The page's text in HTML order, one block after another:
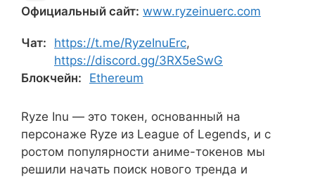
Официальный сайт: www.ryzeinuerc.com
Чат: https://t.me/RyzeInuErc,
https://discord.gg/3RX5eSwG
Блокчейн:
Ethereum
Ryze Inu — это токен, основанный на
персонаже Ryze из League of Legends, и с
ростом популярности аниме-токенов мы
решили начать поиск нового тренда и